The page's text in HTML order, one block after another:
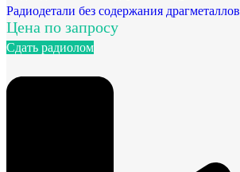
Радиодетали без содержания драгметаллов
Цена по запросу
Сдать радиолом